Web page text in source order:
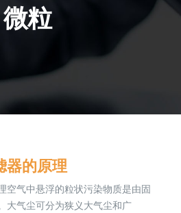
微粒
器的原理
空气中悬浮的粒状污染物质是由固
大气尘可分为狭义大气尘和广